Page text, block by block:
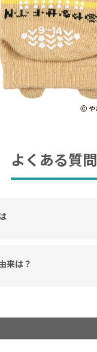
よくある質問
来は？